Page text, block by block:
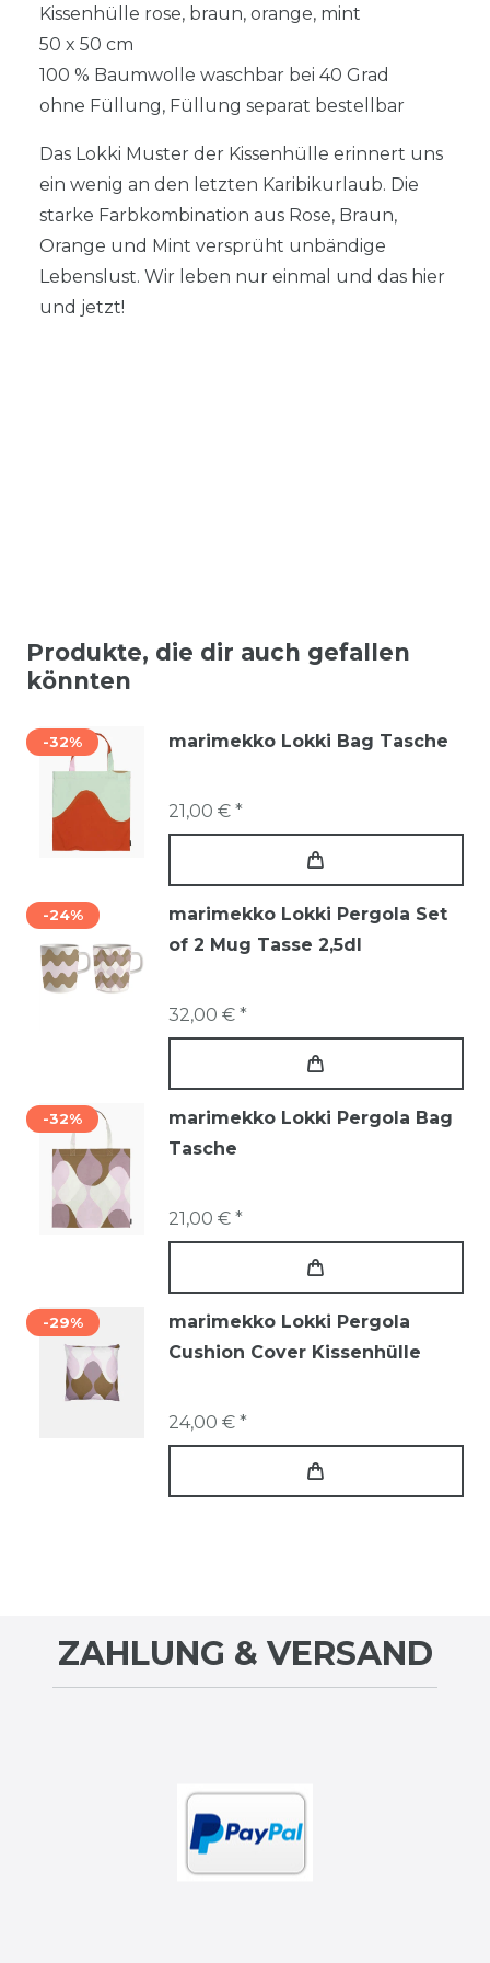
Kissenhülle rose, braun, orange, mint
50 x 50 cm
100 % Baumwolle waschbar bei 40 Grad
ohne Füllung, Füllung separat bestellbar
Das Lokki Muster der Kissenhülle erinnert uns
ein wenig an den letzten Karibikurlaub. Die
starke Farbkombination aus Rose, Braun,
Orange und Mint versprüht unbändige
Lebenslust. Wir leben nur einmal und das hier
und jetzt!
Produkte, die dir auch gefallen
könnten
-32% marimekko Lokki Bag Tasche
21,00 € *
-24%
marimekko Lokki Pergola Set
of 2 Mug Tasse 2,5dl
32,00 € *
-32%
marimekko Lokki Pergola Bag
Tasche
21,00 € *
-29%
marimekko Lokki Pergola
Cushion Cover Kissenhülle
24,00 € *
ZAHLUNG & VERSAND